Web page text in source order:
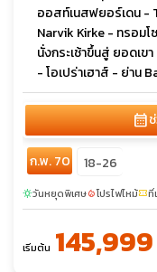
ออสท์เนสฟยอร์เดน -
Narvik Kirke - ทรอมโ
นั่งกระเช้าขึ้นสู่ ยอดเ
- โอเปร่าเฮาส์ - ย่าน
calendar_month
ก.พ. 70 18-26
sunnyวันหยุดพิเศษlocal_fire_departmentโปรไฟไหม้confirmation_numberที่
เริ่มต้น